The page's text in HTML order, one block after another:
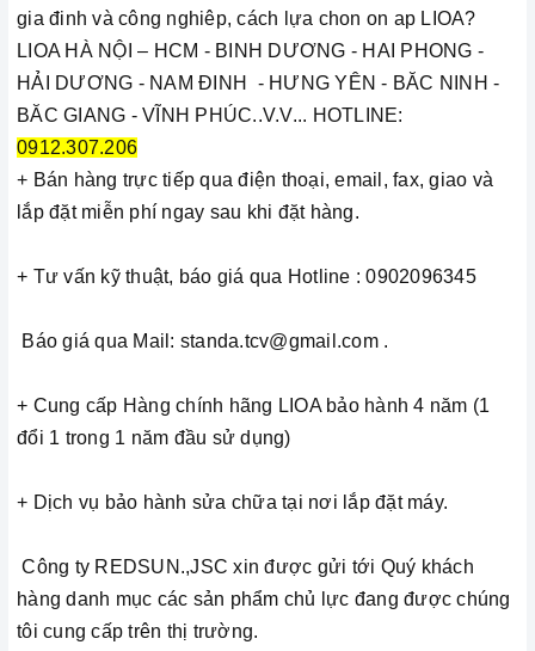
gia đinh và công nghiêp, cách lựa chon on ap LIOA?
LIOA HÀ NỘI – HCM - BINH DƯƠNG - HAI PHONG -
HẢI DƯƠNG - NAM ĐINH - HƯNG YÊN - BĂC NINH -
BĂC GIANG - VĨNH PHÚC..V.V... HOTLINE:
0912.307.206
+ Bán hàng trực tiếp qua điện thoại, email, fax, giao và
lắp đặt miễn phí ngay sau khi đặt hàng.
+ Tư vấn kỹ thuật, báo giá qua Hotline : 0902096345
Báo giá qua Mail: standa.tcv@gmail.com .
+ Cung cấp Hàng chính hãng LIOA bảo hành 4 năm (1
đổi 1 trong 1 năm đầu sử dụng)
+ Dịch vụ bảo hành sửa chữa tại nơi lắp đặt máy.
Công ty REDSUN.,JSC xin được gửi tới Quý khách
hàng danh mục các sản phẩm chủ lực đang được chúng
tôi cung cấp trên thị trường.